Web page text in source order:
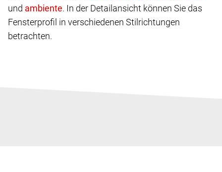
und
. In der Detailansicht können Sie das
Fensterprofil in verschiedenen Stilrichtungen
betrachten.